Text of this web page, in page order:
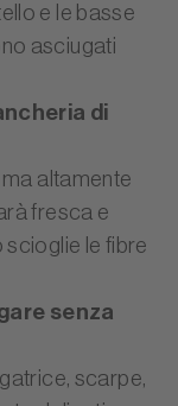
e le basse
asciugati
di
altamente
fresca e
le fibre
senza
scarpe,